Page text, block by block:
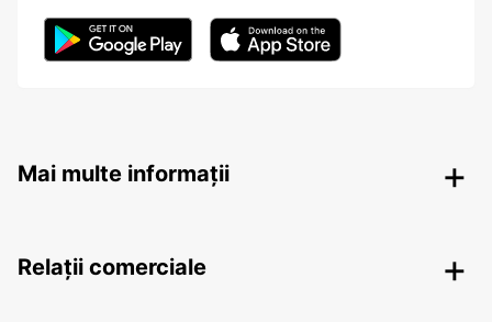
Mai multe informații
Relații comerciale